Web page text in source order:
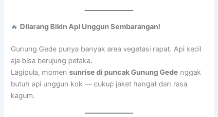
🔥 Dilarang Bikin Api Unggun Sembarangan!
Gunung Gede punya banyak area vegetasi rapat. Api kecil
aja bisa berujung petaka.
Lagipula, momensunrise di puncak Gunung Gede nggak
butuh api unggun kok — cukup jaket hangat dan rasa
kagum.